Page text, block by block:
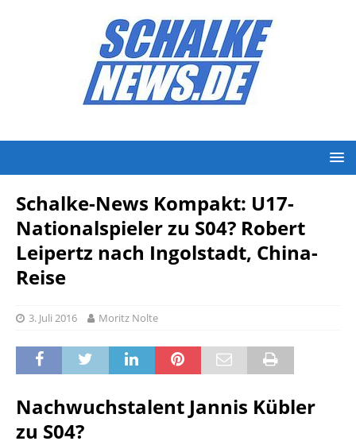
Schalke-News Kompakt: U17-
Nationalspieler zu S04? Robert
Leipertz nach Ingolstadt, China-
Reise
3. Juli 2016 Moritz Nolte
Nachwuchstalent Jannis Kübler
zu S04?